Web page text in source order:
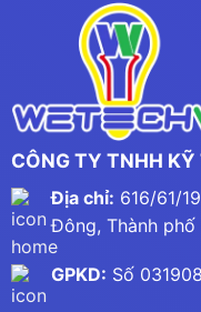
CÔNG TY TNHH
Địa chỉ: 616/61/
Đông, Thành phố
GPKD: Số